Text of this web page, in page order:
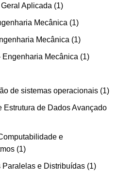
Aplicada 1
Mecânica 1
Mecânica 1
Engenharia Mecânica 1
de sistemas operacionais 1
Estrutura de Dados Avançado
e
1
Paralelas e Distribuídas 1